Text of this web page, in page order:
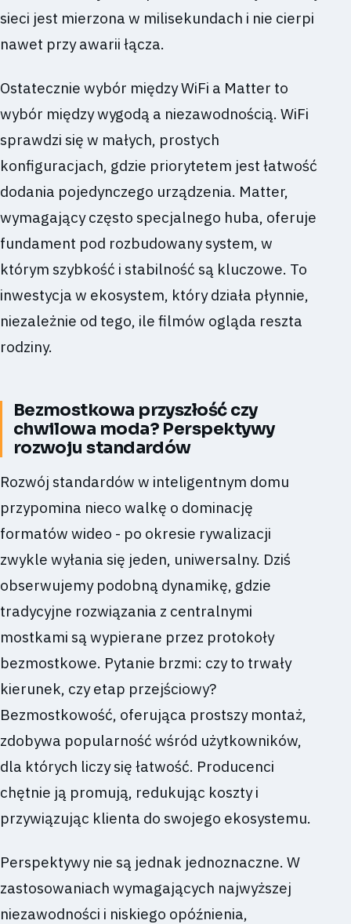
sieci jest mierzona w milisekundach i nie cierpi
nawet przy awarii łącza.
Ostatecznie wybór między WiFi a Matter to
wybór między wygodą a niezawodnością. WiFi
sprawdzi się w małych, prostych
konfiguracjach, gdzie priorytetem jest łatwość
dodania pojedynczego urządzenia. Matter,
wymagający często specjalnego huba, oferuje
fundament pod rozbudowany system, w
którym szybkość i stabilność są kluczowe. To
inwestycja w ekosystem, który działa płynnie,
niezależnie od tego, ile filmów ogląda reszta
rodziny.
Bezmostkowa przyszłość czy
chwilowa moda? Perspektywy
rozwoju standardów
Rozwój standardów w inteligentnym domu
przypomina nieco walkę o dominację
formatów wideo - po okresie rywalizacji
zwykle wyłania się jeden, uniwersalny. Dziś
obserwujemy podobną dynamikę, gdzie
tradycyjne rozwiązania z centralnymi
mostkami są wypierane przez protokoły
bezmostkowe. Pytanie brzmi: czy to trwały
kierunek, czy etap przejściowy?
Bezmostkowość, oferująca prostszy montaż,
zdobywa popularność wśród użytkowników,
dla których liczy się łatwość. Producenci
chętnie ją promują, redukując koszty i
przywiązując klienta do swojego ekosystemu.
Perspektywy nie są jednak jednoznaczne. W
zastosowaniach wymagających najwyższej
niezawodności i niskiego opóźnienia,